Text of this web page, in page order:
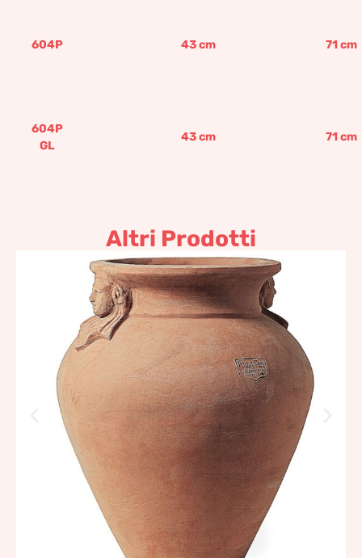
604P 43cm 71cm
604P
GL
43cm 71cm
Altri Prodotti
Orcio etrusco con
maschere
449,74 €–539,69€